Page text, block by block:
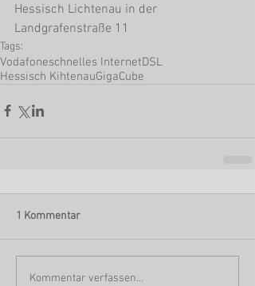
Hessisch Lichtenau in der
Landgrafenstraße 11
Tags:
Vodafoneschnelles InternetDSL
Hessisch KihtenauGigaCube
1 Kommentar
Kommentar verfassen...